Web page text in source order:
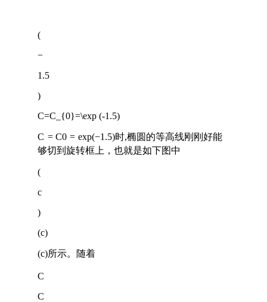
(
−
1.5
)
C=C_{0}=\exp (-1.5)
C = C0 = exp(−1 .5)时,椭圆的等高线刚刚好能
够切到旋转框上，也就是如下图中
(
c
)
(c)
(c)所示。随着
C
C